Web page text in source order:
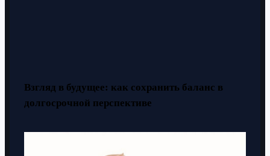
Взгляд в будущее: как сохранить баланс в
долгосрочной перспективе